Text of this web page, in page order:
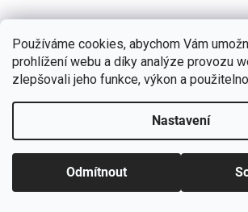
Používáme cookies, abychom Vám
prohlížení webu a díky analýze provozu
zlepšovali jeho funkce, výkon a
Nastavení
Odmítnout
na 300,- Kč je Váš!
CHCI SLEVU
Zásady zpracování osobních